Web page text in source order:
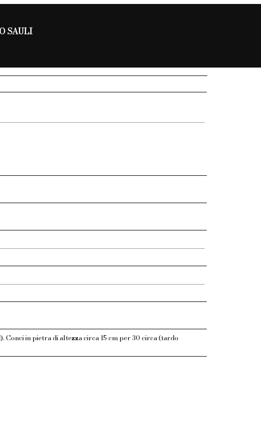
SAULI
Conci in pietra di altezza circa 15 cm per 30 circa (tardo